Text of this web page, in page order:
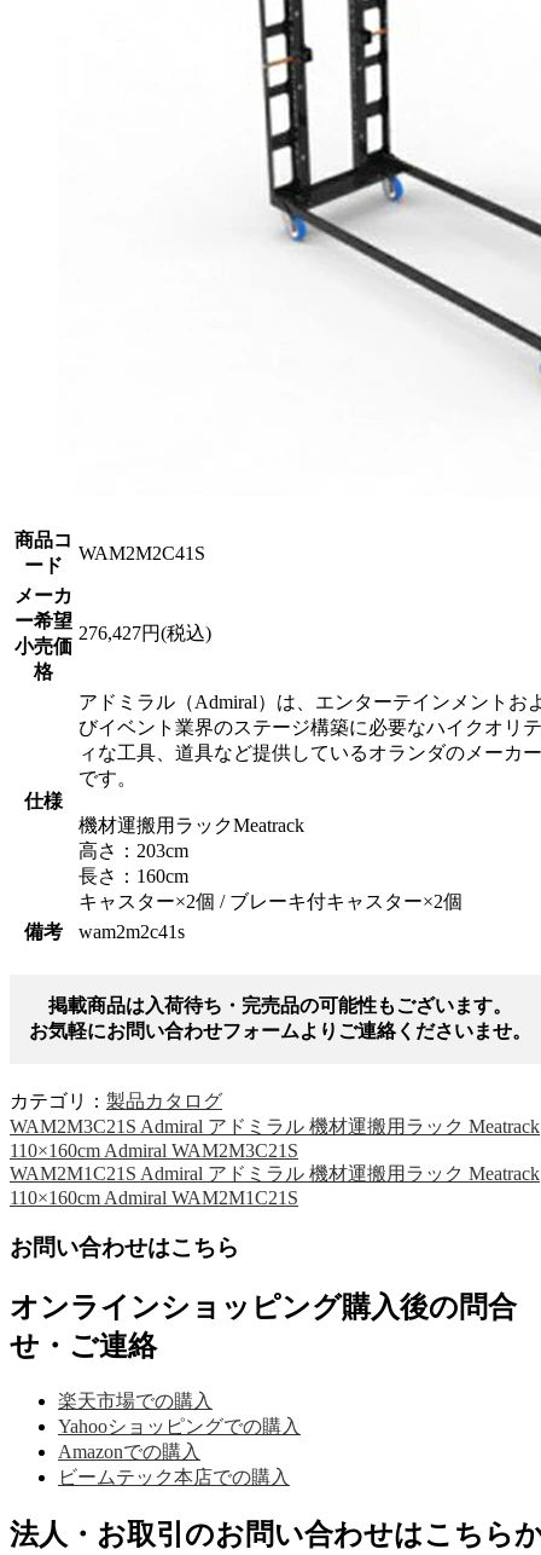
商品コ
ード
WAM2M2C41S
メーカ
ー希望
小売価
格
276,427円(税込)
仕様
アドミラル（Admiral）は、エンターテインメントお
びイベント業界のステージ構築に必要なハイクオリテ
ィな工具、道具など提供しているオランダのメーカー
です。
機材運搬用ラックMeatrack
高さ：203cm
長さ：160cm
キャスター×2個 / ブレーキ付キャスター×2個
備考
wam2m2c41s
掲載商品は入荷待ち・完売品の可能性もございます。
お気軽にお問い合わせフォームよりご連絡くださいませ。
カテゴリ： 製品カタログ
WAM2M3C21S Admiral アドミラル 機材運搬用ラック Meatrack
110×160cm Admiral WAM2M3C21S
WAM2M1C21S Admiral アドミラル 機材運搬用ラック Meatrack
110×160cm Admiral WAM2M1C21S
お問い合わせはこちら
オンラインショッピング購入後の問合
せ・ご連絡
楽天市場での購入
Yahooショッピングでの購入
Amazonでの購入
ビームテック本店での購入
法人・お取引のお問い合わせはこちら